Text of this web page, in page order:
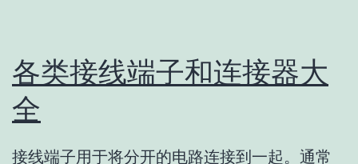
各类接线端子和连接器大
全
接线端子用于将分开的电路连接到一起。通常